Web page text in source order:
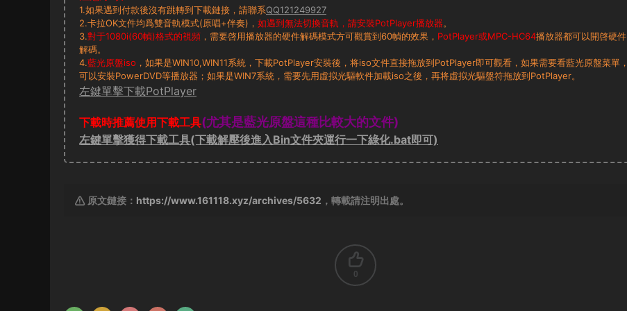
1.如果遇到付款後沒有跳轉到下載鏈接，請聯系QQ121249927
2.卡拉OK文件均爲雙音軌模式(原唱+伴奏)， 如遇到無法切換音軌，請安裝PotPlayer播放器。
3.對于1080i(60幀)格式的視頻 ，需要啓用播放器的硬件解碼模式方可觀賞到60幀的效果， PotPlayer或MPC-HC64播放器都可以開啓硬件
解碼。
4.藍光原盤iso ，如果是WIN10,WIN11系統，下載PotPlayer安裝後，将iso文件直接拖放到PotPlayer即可觀看，如果需要看藍光原盤菜單，
可以安裝PowerDVD等播放器；如果是WIN7系統，需要先用虛拟光驅軟件加載iso之後，再将虛拟光驅盤符拖放到PotPlayer。
左鍵單擊下載PotPlayer
下載時推薦使用下載工具(尤其是藍光原盤這種比較大的文件)
左鍵單擊獲得下載工具(下載解壓後進入Bin文件夾運行一下綠化.bat即可)
原文鏈接： https://www.161118.xyz/archives/5632 ，轉載請注明出處。
0